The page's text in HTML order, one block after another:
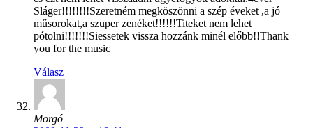
Sláger!!!!!!!!Szeretném megköszönni a szép éveket ,a jó
műsorokat,a szuper zenéket!!!!!!Titeket nem lehet
pótolni!!!!!!!Siessetek vissza hozzánk minél előbb!!Thank
you for the music
Válasz
Morgó